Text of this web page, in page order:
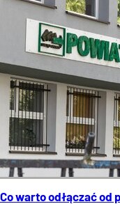
Co warto odłączać od